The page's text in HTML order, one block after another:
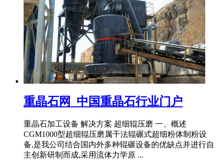
重晶石网_中国重晶石行业门户
重晶石加工设备 解决方案 超细辊压磨 一、概述
CGM1000型超细辊压磨属干法辊碾式超细粉体制粉设
备,是我公司结合国内外多种辊碾设备的优缺点并进行自
主创新研制而成,采用流体力学原 ...